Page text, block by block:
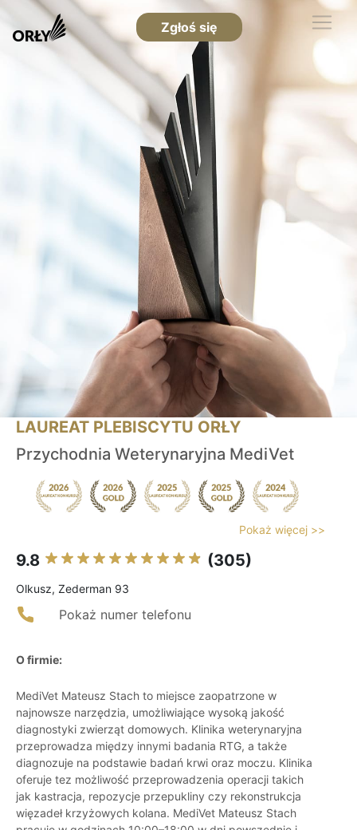
Zgłoś się
LAUREAT PLEBISCYTU ORŁY
Przychodnia Weterynaryjna MediVet
Pokaż więcej >>
9.8 (305)
Olkusz, Zederman 93
Pokaż numer telefonu
O firmie:
MediVet Mateusz Stach to miejsce zaopatrzone w
najnowsze narzędzia, umożliwiające wysoką jakość
diagnostyki zwierząt domowych. Klinika weterynaryjna
przeprowadza między innymi badania RTG, a także
diagnozuje na podstawie badań krwi oraz moczu. Klinika
oferuje tez możliwość przeprowadzenia operacji takich
jak kastracja, repozycje przepukliny czy rekonstrukcja
więzadeł krzyżowych kolana. MediVet Mateusz Stach